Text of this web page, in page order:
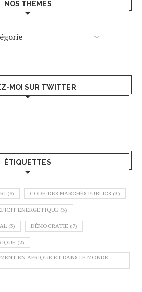
NOS THÈMES
MOI SUR TWITTER
ÉTIQUETTES
(6) CODE DES MARCHÉS PUBLICS (3)
ÉNERGÉTIQUE (3)
(3) DÉMOCRATIE (7)
(2)
EN AFRIQUE ET DANS LE MONDE